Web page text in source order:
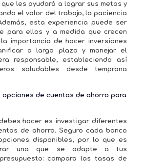
les ayudará a lograr sus metas y
el valor del trabajo, la paciencia
esta experiencia puede ser
para ellos y a medida que crecen
importancia de hacer inversiones
a largo plazo y manejar el
responsable, estableciendo así
saludables desde temprana
opciones de cuentas de ahorro para
hacer es investigar diferentes
de ahorro. Seguro cada banco
disponibles, por lo que es
una que se adapte a tus
compara las tasas de